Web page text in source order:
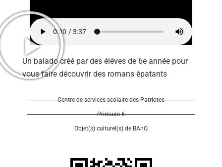
Un balado créé par des élèves de 6e année pour
vous faire découvrir des romans épatants
Centre de services scolaire des Patriotes
Primaire 6
Objet(s) culturel(s) de BAnQ